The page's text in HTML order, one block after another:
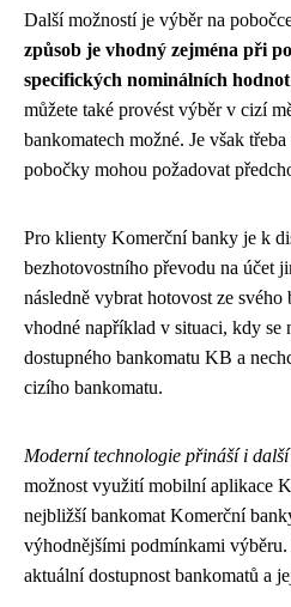
Další možností je výběr na
způsob je vhodný zejména při
specifických nominálních
můžete také provést výběr v cizí
bankomatech možné. Je však
pobočky mohou požadovat
Pro klienty Komerční banky je k
bezhotovostního převodu na účet
následně vybrat hotovost ze
vhodné například v situaci, kdy se
dostupného bankomatu KB a
cizího bankomatu.
Moderní technologie přináší i
možnost využití mobilní aplikace
nejbližší bankomat Komerční
výhodnějšími podmínkami
aktuální dostupnost bankomatů a